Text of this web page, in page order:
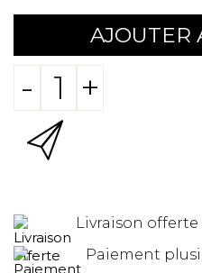
AJOUTER
- +
Livraison
Paiement